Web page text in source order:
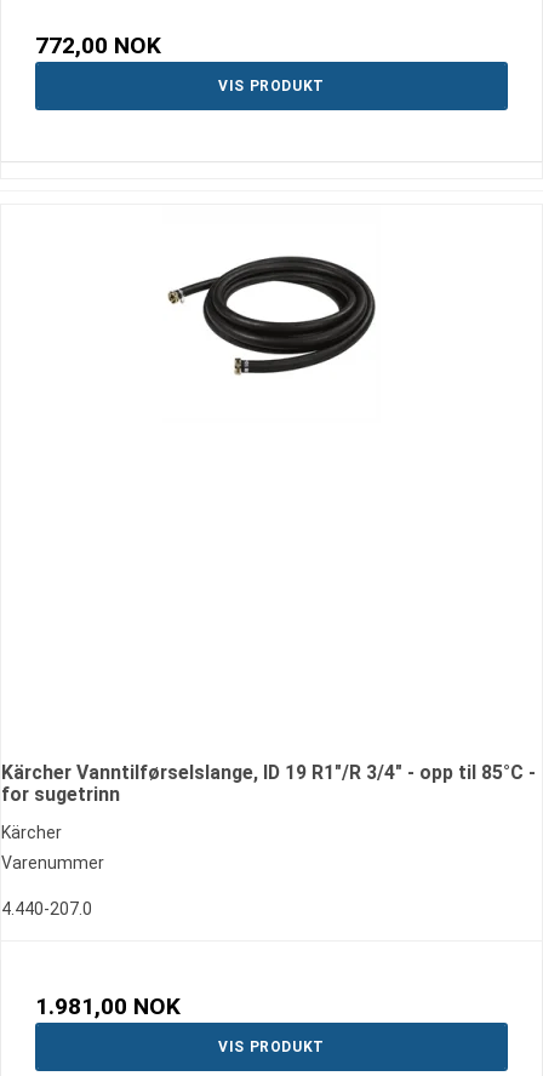
772,00 NOK
VIS PRODUKT
Kärcher Vanntilførselslange, ID 19 R1"/R 3/4" - opp til 85°C -
for sugetrinn
Kärcher
Varenummer
4.440-207.0
1.981,00 NOK
VIS PRODUKT